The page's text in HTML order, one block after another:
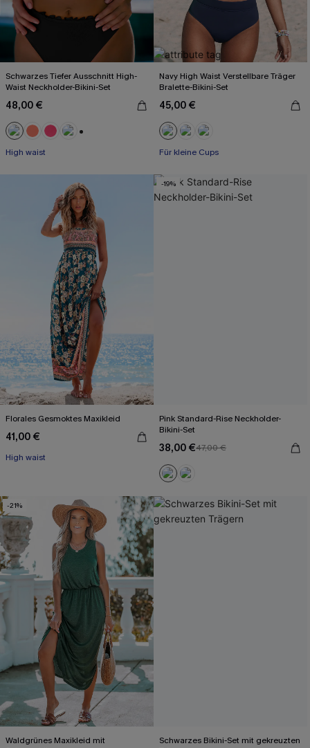
Schwarzes Tiefer Ausschnitt High-
Waist Neckholder-Bikini-Set
48,00 €
High waist
Navy High Waist Verstellbare Träger
Bralette-Bikini-Set
45,00 €
Für kleine Cups
Florales Gesmoktes Maxikleid
41,00 €
High waist
-19%
Pink Standard-Rise Neckholder-
Bikini-Set
38,00 €47,00 €
-21%
Waldgrünes Maxikleid mit
Schwarzes Bikini-Set mit gekreuzten